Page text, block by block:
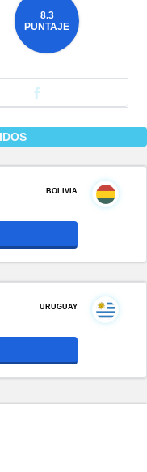
8.3
PUNTAJE
BOLIVIA
URUGUAY